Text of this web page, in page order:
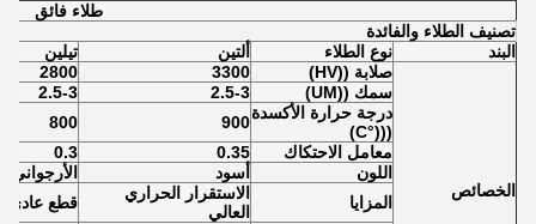
طلاء فائق
تصنيف الطلاء والفائدة
البند
نوع الطلاء ألتين تيلين
الخصائص
صلابة ((HV) 3300
2800
سمك ((UM)
2.5-3
2.5-3
درجة حرارة الأكسدة
(((°C)
900
800
معامل الاحتكاك
0.35
0.3
اللون
أسود
الأرجواني
المزايا
الاستقرار الحراري
العالي
قطع عادي